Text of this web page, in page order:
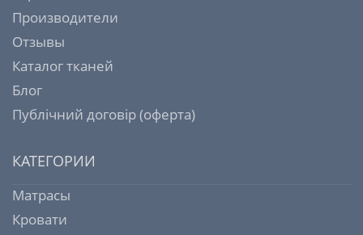
Производители
Отзывы
Каталог тканей
Блог
Публічний договір (оферта)
КАТЕГОРИИ
Матрасы
Кровати